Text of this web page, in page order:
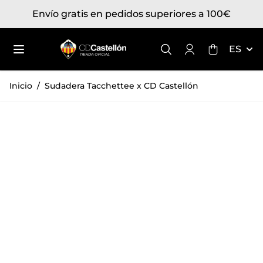
Envío gratis en pedidos superiores a 100€
Toggle
ES
Inicio / Sudadera Tacchettee x CD Castellón